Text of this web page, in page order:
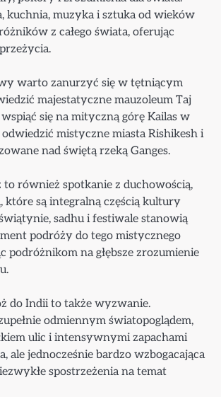
kuchnia, muzyka i sztuka od wieków
z całego świata, oferując
warto zanurzyć się w tętniącym
majestatyczne mauzoleum Taj
się na mityczną górę Kailas w
mistyczne miasta Rishikesh i
nad świętą rzeką Ganges.
również spotkanie z duchowością,
które są integralną częścią kultury
sadhu i festiwale stanowią
podróży do tego mistycznego
podróżnikom na głębsze zrozumienie
do Indii to także wyzwanie.
odmiennym światopoglądem,
ulic i intensywnymi zapachami
ale jednocześnie bardzo wzbogacająca
spostrzeżenia na temat